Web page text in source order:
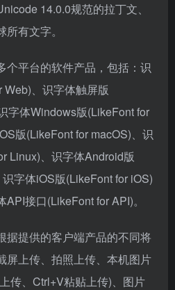
14.0.0规范的拉丁文、
有文字。
个平台的软件产品，包括：识
、识字体触屏版
字体Windows版(LikeFont for
版(LikeFont for macOS)、识
Linux)、识字体Android版
字体iOS版(LikeFont for iOS)
接口(LikeFont for API)。
据提供的客户端产品的不同将
屏上传、拍照上传、本机图片
传、Ctrl+V粘贴上传)、图片